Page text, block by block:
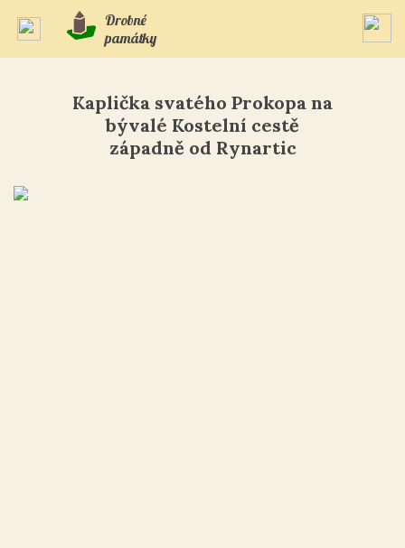
Drobné
památky
Kaplička svatého Prokopa na
bývalé Kostelní cestě
západně od Rynartic